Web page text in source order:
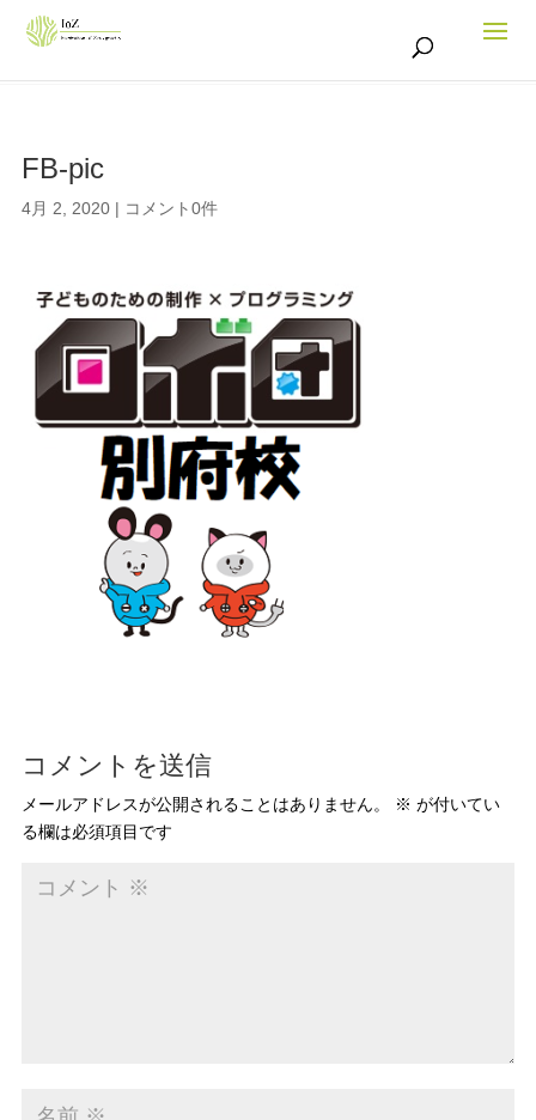
FB-pic
4月 2, 2020| コメント0件
コメントを送信
メールアドレスが公開されることはありません。 ※ が付いてい
る欄は必須項目です